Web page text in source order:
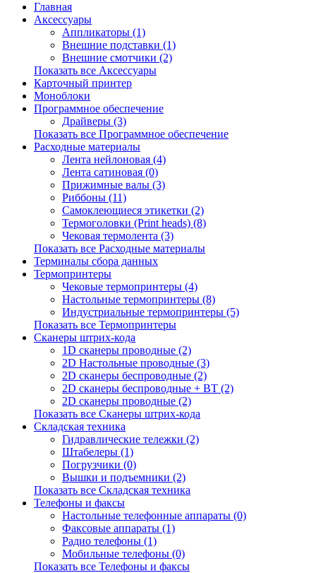
Главная
Аксессуары
Аппликаторы (1)
Внешние подставки (1)
Внешние смотчики (2)
Показать все Аксессуары
Карточный принтер
Моноблоки
Программное обеспечение
Драйверы (3)
Показать все Программное обеспечение
Расходные материалы
Лента нейлоновая (4)
Лента сатиновая (0)
Прижимные валы (3)
Риббоны (11)
Самоклеющиеся этикетки (2)
Термоголовки (Print heads) (8)
Чековая термолента (3)
Показать все Расходные материалы
Терминалы сбора данных
Термопринтеры
Чековые термопринтеры (4)
Настольные термопринтеры (8)
Индустриальные термопринтеры (5)
Показать все Термопринтеры
Сканеры штрих-кода
1D сканеры проводные (2)
2D Настольные проводные (3)
2D сканеры беспроводные (2)
2D сканеры беспроводные + BT (2)
2D сканеры проводные (2)
Показать все Сканеры штрих-кода
Складская техника
Гидравлические тележки (2)
Штабелеры (1)
Погрузчики (0)
Вышки и подъемники (2)
Показать все Складская техника
Телефоны и факсы
Настольные телефонные аппараты (0)
Факсовые аппараты (1)
Радио телефоны (1)
Мобильные телефоны (0)
Показать все Телефоны и факсы